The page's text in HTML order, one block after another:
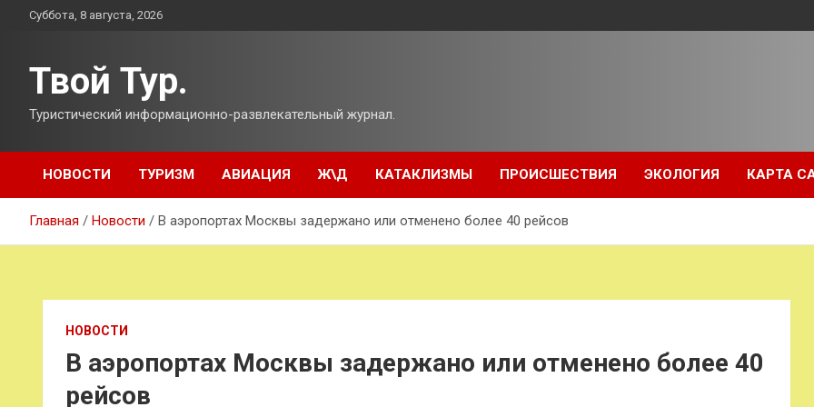
ПерейтиСуббота, 8 августа, 2026
Твой Тур.
Туристический информационно-развлекательный журнал.
НОВОСТИ ТУРИЗМ АВИАЦИЯ Ж\Д КАТАКЛИЗМЫ ПРОИСШЕСТВИЯ ЭКОЛОГИЯ КАРТА
Главная Новости В аэропортах Москвы задержано или отменено более 40 рейсов
НОВОСТИ
В аэропортах Москвы задержано или отменено более 40
рейсов